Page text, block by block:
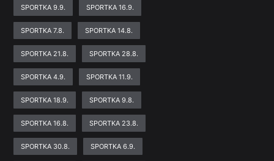
SPORTKA 9.9. SPORTKA 16.9.
SPORTKA 7.8. SPORTKA 14.8.
SPORTKA 21.8. SPORTKA 28.8.
SPORTKA 4.9. SPORTKA 11.9.
SPORTKA 18.9. SPORTKA 9.8.
SPORTKA 16.8. SPORTKA 23.8.
SPORTKA 30.8. SPORTKA 6.9.